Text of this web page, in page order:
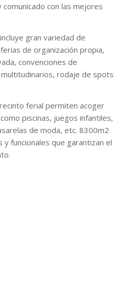
con las mejores
gran variedad de
de organización propia,
convenciones de
rodaje de spots
ferial permiten acoger
piscinas, juegos infantiles,
de moda, etc. 8300m2
y funcionales que garantizan el